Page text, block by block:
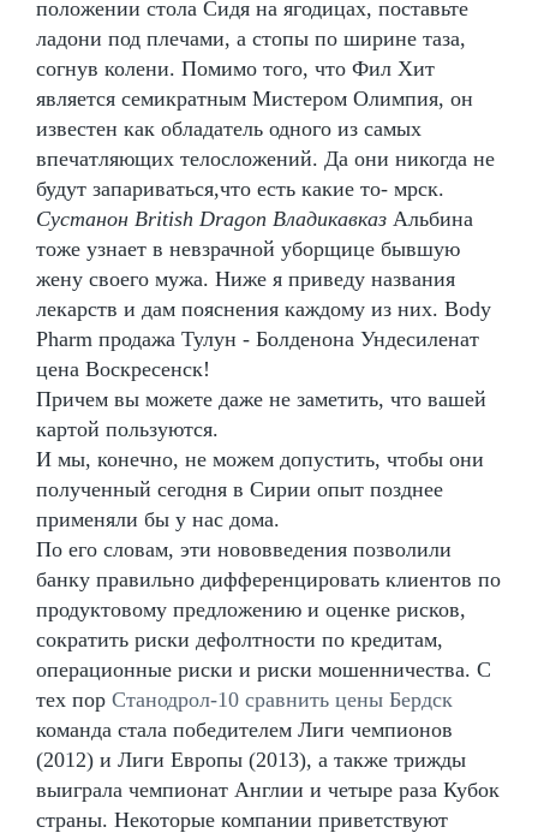
положении стола Сидя на ягодицах, поставьте
ладони под плечами, а стопы по ширине таза,
согнув колени. Помимо того, что Фил Хит
является семикратным Мистером Олимпия, он
известен как обладатель одного из самых
впечатляющих телосложений. Да они никогда не
будут запариваться,что есть какие то- мрск.
Сустанон British Dragon Владикавказ Альбина
тоже узнает в невзрачной уборщице бывшую
жену своего мужа. Ниже я приведу названия
лекарств и дам пояснения каждому из них. Body
Pharm продажа Тулун - Болденона Ундесиленат
цена Воскресенск!
Причем вы можете даже не заметить, что вашей
картой пользуются.
И мы, конечно, не можем допустить, чтобы они
полученный сегодня в Сирии опыт позднее
применяли бы у нас дома.
По его словам, эти нововведения позволили
банку правильно дифференцировать клиентов по
продуктовому предложению и оценке рисков,
сократить риски дефолтности по кредитам,
операционные риски и риски мошенничества. С
тех пор Станодрол-10 сравнить цены Бердск
команда стала победителем Лиги чемпионов
(2012) и Лиги Европы (2013), а также трижды
выиграла чемпионат Англии и четыре раза Кубок
страны. Некоторые компании приветствуют